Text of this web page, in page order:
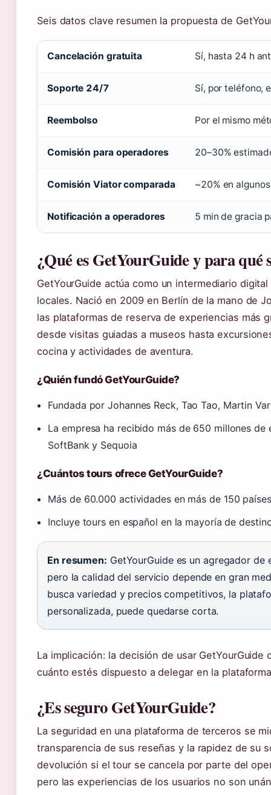
Seis datos clave resumen la propuesta de
Cancelación gratuita Sí, hasta 24 h
Soporte 24/7 Sí, por teléfono,
Reembolso Por el mismo
Comisión para operadores 20–30%
Comisión Viator comparada ~20% en
Notificación a operadores 5 min de gracia
¿Qué es GetYourGuide y para qué
GetYourGuide actúa como un intermediario
locales. Nació en 2009 en Berlín de la mano de
las plataformas de reserva de experiencias más
desde visitas guiadas a museos hasta
cocina y actividades de aventura.
¿Quién fundó GetYourGuide?
Fundada por Johannes Reck, Tao Tao, Martin
La empresa ha recibido más de 650 millones
SoftBank y Sequoia
¿Cuántos tours ofrece GetYourGuide?
Más de 60.000 actividades en más de 150 países
Incluye tours en español en la mayoría de
En resumen: GetYourGuide es un agregador
pero la calidad del servicio depende en gran
busca variedad y precios competitivos, la
personalizada, puede quedarse corta.
La implicación: la decisión de usar
cuánto estés dispuesto a delegar en la
¿Es seguro GetYourGuide?
La seguridad en una plataforma de terceros se
transparencia de sus reseñas y la rapidez de su
devolución si el tour se cancela por parte del
pero las experiencias de los usuarios no son